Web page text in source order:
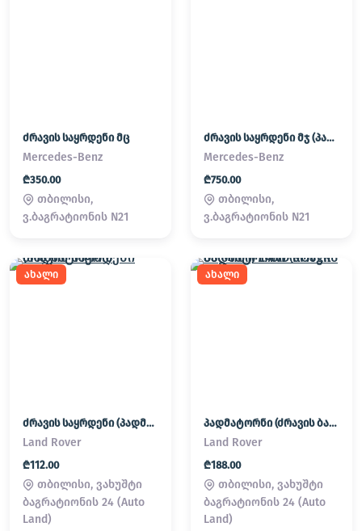
ძრავის საყრდენი მც
Mercedes-Benz
₾350.00
თბილისი,
ვ.ბაგრატიონის N21
ძრავის საყრდენი მჯ (პადმატორნი)
Mercedes-Benz
₾750.00
თბილისი,
ვ.ბაგრატიონის N21
ახალი
ძრავის საყრდენი (პადმატორნი)
Land Rover
₾112.00
თბილისი, ვახუშტი
ბაგრატიონის 24 (Auto
Land)
ახალი
პადმატორნი (ძრავის ბალიში) LAND ROVER
Land Rover
₾188.00
თბილისი, ვახუშტი
ბაგრატიონის 24 (Auto
Land)